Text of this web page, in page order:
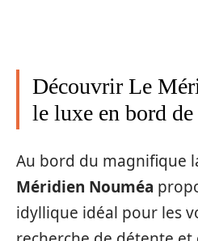
Découvrir Le
le luxe en bord
Au bord du magnifique
Méridien Nouméa
idyllique idéal pour les